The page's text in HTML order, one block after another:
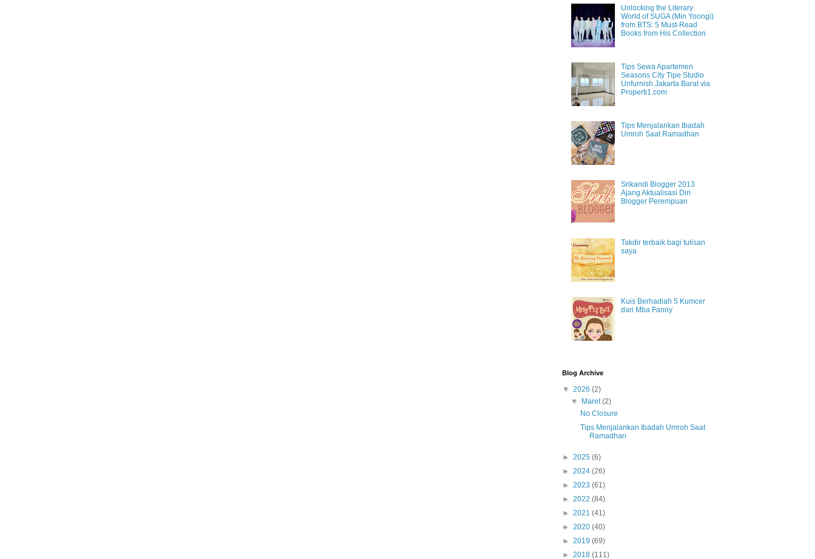
Unlocking the Literary
World of SUGA (Min Yoongi)
from BTS: 5 Must-Read
Books from His Collection
Tips Sewa Apartemen
Seasons City Tipe Studio
Unfurnish Jakarta Barat via
Properti1.com
Tips Menjalankan Ibadah
Umroh Saat Ramadhan
Srikandi Blogger 2013
Ajang Aktualisasi Diri
Blogger Perempuan
Takdir terbaik bagi tulisan
saya
Kuis Berhadiah 5 Kumcer
dari Mba Fanny
Blog Archive
▼ 2026 (2)
▼ Maret(2)
No Closure
Tips Menjalankan Ibadah Umroh Saat
Ramadhan
► 2025 (6)
► 2024 (26)
► 2023 (61)
► 2022 (84)
► 2021 (41)
► 2020 (40)
► 2019 (69)
► 2018 (111)